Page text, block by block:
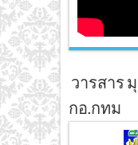
วารสาร
กอ.กทม